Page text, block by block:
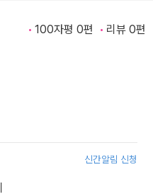
100자평 0편 리뷰 0편
신간알림 신청